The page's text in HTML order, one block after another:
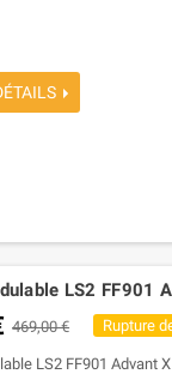
LS2 FF901
469,00 € Rupture
LS2 FF901 Advant